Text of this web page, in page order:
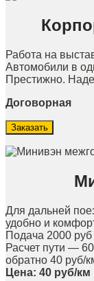
Работа на
Автомобили в
Престижно.
Договорная
Заказать
Для дальней
удобно и
Подача 2000 руб
Расчет пути —
обратно 40 руб/
Цена: 40 руб/км